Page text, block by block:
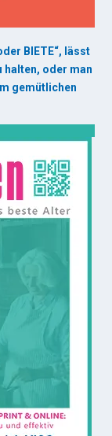
BIETE“, lässt
halten, oder man
gemütlichen